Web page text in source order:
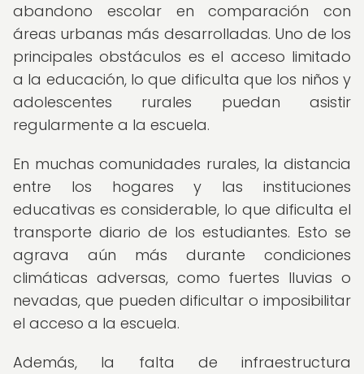
abandono escolar en comparación con
áreas urbanas más desarrolladas. Uno de los
principales obstáculos es el acceso limitado
a la educación, lo que dificulta que los niños y
adolescentes rurales puedan asistir
regularmente a la escuela.
En muchas comunidades rurales, la distancia
entre los hogares y las instituciones
educativas es considerable, lo que dificulta el
transporte diario de los estudiantes. Esto se
agrava aún más durante condiciones
climáticas adversas, como fuertes lluvias o
nevadas, que pueden dificultar o imposibilitar
el acceso a la escuela.
Además, la falta de infraestructura